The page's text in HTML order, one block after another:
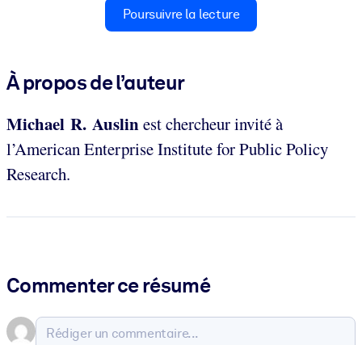
Poursuivre la lecture
À propos de l’auteur
Michael R. Auslinest chercheur invité à
l’American Enterprise Institute for Public Policy
Research.
Commenter ce résumé